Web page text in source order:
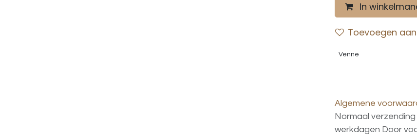
In
Toevoegen
Venne
Algemene
Normaal
werkdagen Door